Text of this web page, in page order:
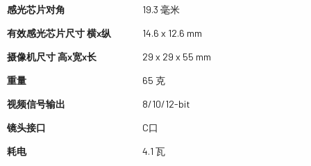
感光芯片对角
19.3 毫米
有效感光芯片尺寸 横x纵
14.6 x 12.6 mm
摄像机尺寸 高x宽x长
29 x 29 x 55 mm
重量
65 克
视频信号输出
8/10/12-bit
镜头接口
C口
耗电
4.1 瓦